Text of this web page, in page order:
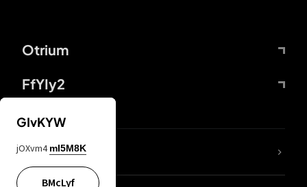
Otrium
FfYIy2
DDcvSo
GIvKYW
jOXvm4 mI5M8K
BMcLyf